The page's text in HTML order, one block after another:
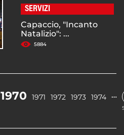
SERVIZI
Capaccio, "Incanto
Natalizio": ...
5884
1970 1971 1972 1973 1974 …